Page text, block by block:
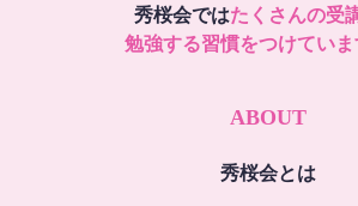
秀桜会ではたくさんの受
勉強する習慣をつけていま
ABOUT
秀桜会とは